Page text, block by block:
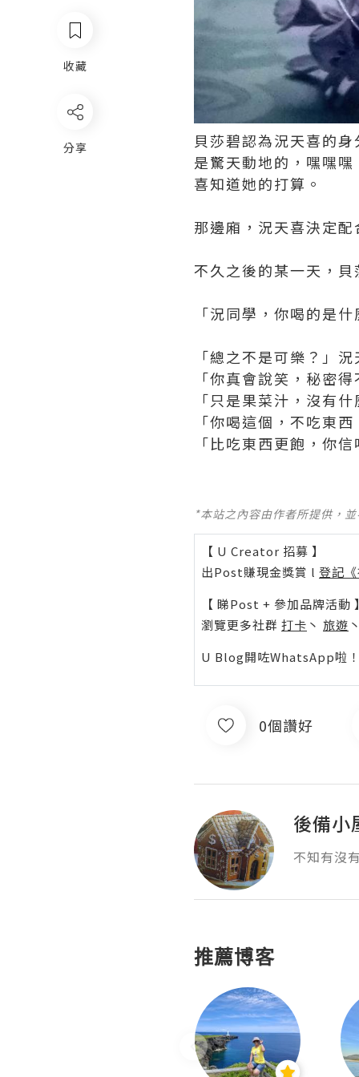
收藏
分享
貝莎碧認為況天喜的
是驚天動地的，嘿嘿
喜知道她的打算。
那邊廂，況天喜決定
不久之後的某一天，
「況同學，你喝的是
「總之不是可樂？」
「你真會說笑，秘密
「只是果菜汁，沒有
「你喝這個，不吃東
「比吃東西更飽，你
*本站之內容由作者所提供，
【 U Creator 招募 】
出Post賺現金獎賞 l 登記
【 睇Post + 參加品牌活動
瀏覽更多社群 打卡 丶 旅遊
U Blog開咗WhatsApp啦
0個讚好
後備小
不知有沒
推薦博客